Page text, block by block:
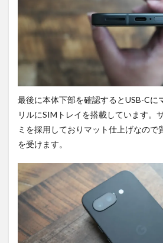
最後に本体下部を確認するとUSB-Cに
リルにSIMトレイを搭載しています。
ミを採用しておりマット仕上げなので
を受けます。